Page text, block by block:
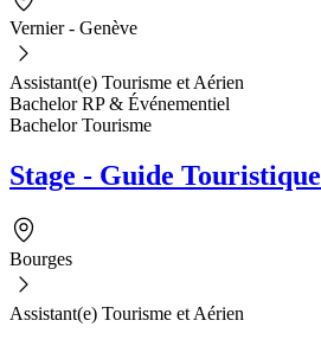
Vernier - Genève
Assistant(e) Tourisme et Aérien
Bachelor RP & Événementiel
Bachelor Tourisme
Stage - Guide Touristique
Bourges
Assistant(e) Tourisme et Aérien